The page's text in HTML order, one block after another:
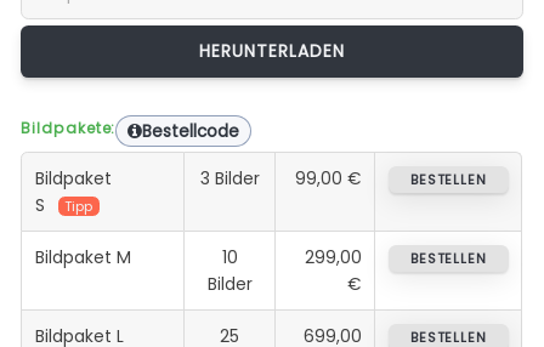
Bildpakete: Bestellcode
Bildpaket
S
Tipp
3 Bilder 99,00 € BESTELLEN
Bildpaket M
10
Bilder
299,00
€
BESTELLEN
Bildpaket L
25
699,00
BESTELLEN